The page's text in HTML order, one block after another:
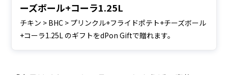
ーズボール+コーラ1.25L
チキン > BHC > プリンクル+フライドポテト+チーズボール
+コーラ1.25L のギフトをdPon Giftで贈れます。